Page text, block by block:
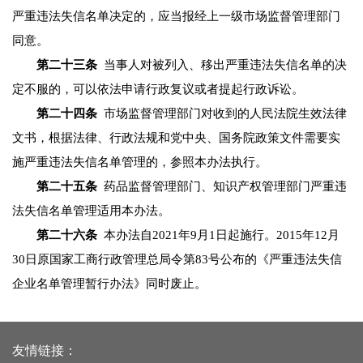
严重违法失信名单决定的，应当报经上一级市场监督管理部门
同意。
第二十三条 当事人对被列入、移出严重违法失信名单的决
定不服的，可以依法申请行政复议或者提起行政诉讼。
第二十四条 市场监督管理部门对收到的人民法院生效法律
文书，根据法律、行政法规和党中央、国务院政策文件需要实
施严重违法失信名单管理的，参照本办法执行。
第二十五条 药品监督管理部门、知识产权管理部门严重违
法失信名单管理适用本办法。
第二十六条 本办法自2021年9月1日起施行。2015年12月
30日原国家工商行政管理总局令第83号公布的《严重违法失信
企业名单管理暂行办法》同时废止。
友情链接：